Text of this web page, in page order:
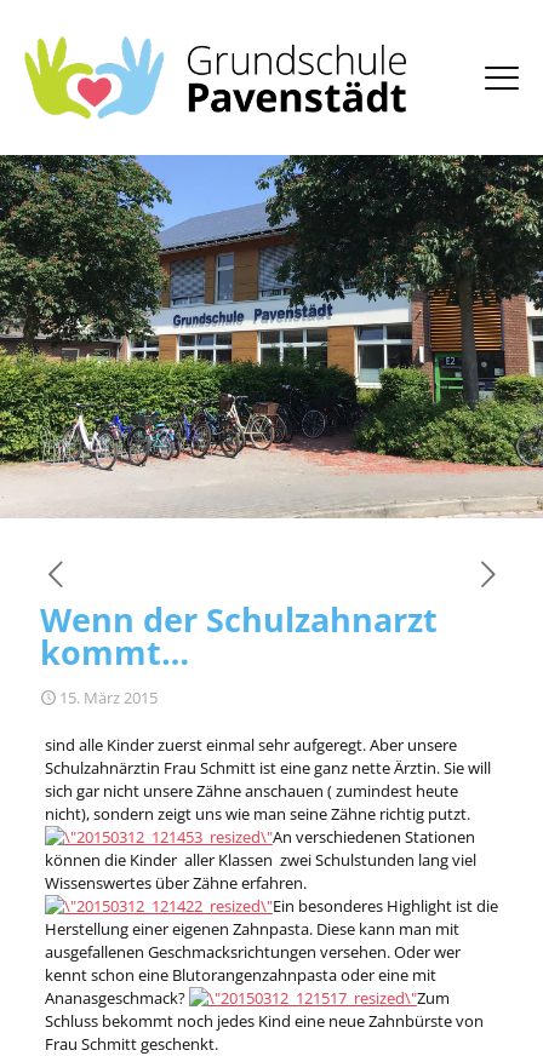
Wenn der Schulzahnarzt
kommt…
15. März 2015
sind alle Kinder zuerst einmal sehr aufgeregt. Aber unsere
Schulzahnärztin Frau Schmitt ist eine ganz nette Ärztin. Sie will
sich gar nicht unsere Zähne anschauen ( zumindest heute
nicht), sondern zeigt uns wie man seine Zähne richtig putzt.
An verschiedenen Stationen
können die Kinder aller Klassen zwei Schulstunden lang viel
Wissenswertes über Zähne erfahren.
Ein besonderes Highlight ist die
Herstellung einer eigenen Zahnpasta. Diese kann man mit
ausgefallenen Geschmacksrichtungen versehen. Oder wer
kennt schon eine Blutorangenzahnpasta oder eine mit
Ananasgeschmack?
Zum
Schluss bekommt noch jedes Kind eine neue Zahnbürste von
Frau Schmitt geschenkt.